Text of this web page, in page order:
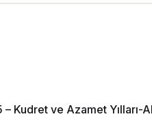
– Kudret ve Azamet Yılları-